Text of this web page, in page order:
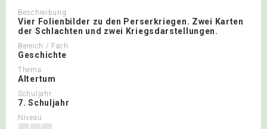
Beschreibung
Vier Folienbilder zu den Perserkriegen. Zwei Karten
der Schlachten und zwei Kriegsdarstellungen.
Bereich / Fach
Geschichte
Thema
Altertum
Schuljahr
7. Schuljahr
Niveau